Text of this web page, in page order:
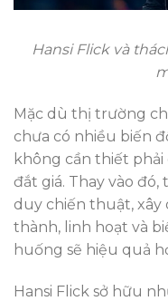
Hansi Flick và
Mặc dù thị trường
chưa có nhiều biến
không cần thiết
đắt giá. Thay vào
duy chiến thuật,
thành, linh hoạt và
huống sẽ hiệu quả
Hansi Flick sở hữu